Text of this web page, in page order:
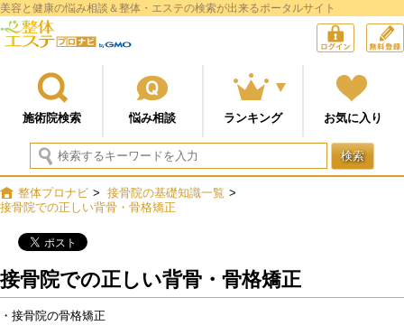
美容と健康の悩み相談＆整体・エステの検索が出来るポータルサイト
施術院検索 悩み相談 ランキング お気に入り
ログイン
検索
整体プロナビ > 接骨院の基礎知識一覧 >
接骨院での正しい背骨・骨格矯正
接骨院での正しい背骨・骨格矯正
・接骨院の骨格矯正